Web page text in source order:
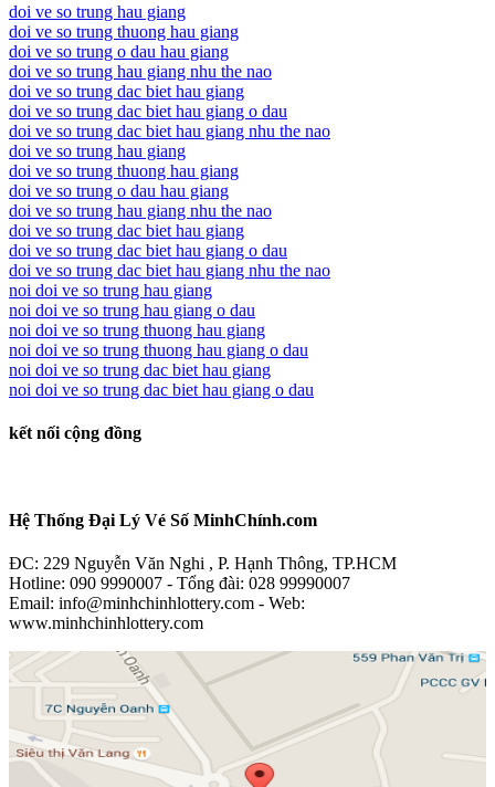
doi ve so trung hau giang
doi ve so trung thuong hau giang
doi ve so trung o dau hau giang
doi ve so trung hau giang nhu the nao
doi ve so trung dac biet hau giang
doi ve so trung dac biet hau giang o dau
doi ve so trung dac biet hau giang nhu the nao
doi ve so trung hau giang
doi ve so trung thuong hau giang
doi ve so trung o dau hau giang
doi ve so trung hau giang nhu the nao
doi ve so trung dac biet hau giang
doi ve so trung dac biet hau giang o dau
doi ve so trung dac biet hau giang nhu the nao
noi doi ve so trung hau giang
noi doi ve so trung hau giang o dau
noi doi ve so trung thuong hau giang
noi doi ve so trung thuong hau giang o dau
noi doi ve so trung dac biet hau giang
noi doi ve so trung dac biet hau giang o dau
kết nối cộng đồng
Hệ Thống Đại Lý Vé Số MinhChính.com
ĐC: 229 Nguyễn Văn Nghi , P. Hạnh Thông, TP.HCM
Hotline: 090 9990007 - Tổng đài: 028 99990007
Email: info@minhchinhlottery.com - Web:
www.minhchinhlottery.com